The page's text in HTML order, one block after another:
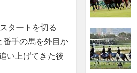
タートを切る
番手の馬を外目か
い上げてきた後